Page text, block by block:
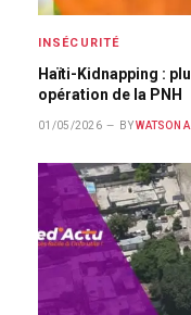
INSÉCURITÉ
Haïti-Kidnapping :
opération de la PNH
01/05/2026 BY WATSON